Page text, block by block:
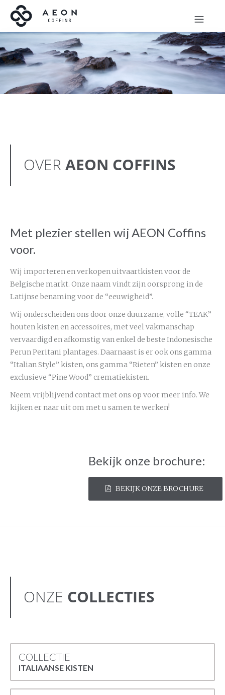
OVER AEON COFFINS
Met plezier stellen wij AEON Coffins
voor.
Wij importeren en verkopen uitvaartkisten voor de
Belgische markt. Onze naam vindt zijn oorsprong in de
Latijnse benaming voor de “eeuwigheid”.
Wij onderscheiden ons door onze duurzame, volle “TEAK”
houten kisten en accessoires, met veel vakmanschap
vervaardigd en afkomstig van enkel de beste Indonesische
Perun Peritani plantages. Daarnaast is er ook ons gamma
“Italian Style” kisten, ons gamma “Rieten” kisten en onze
exclusieve “Pine Wood” crematiekisten.
Neem vrijblijvend contact met ons op voor meer info. We
kijken er naar uit om met u samen te werken!
Bekijk onze brochure:
BEKIJK ONZE BROCHURE
ONZE COLLECTIES
COLLECTIE
ITALIAANSE KISTEN